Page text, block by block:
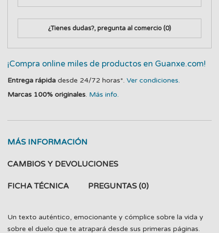
¿Tienes dudas?, pregunta al comercio(0)
¡Compra online miles de productos en Guanxe.com!
Entrega rápida desde 24/72 horas*. Ver condiciones.
Marcas 100% originales. Más info.
MÁS INFORMACIÓN
CAMBIOS Y DEVOLUCIONES
FICHA TÉCNICA PREGUNTAS (0)
Un texto auténtico, emocionante y cómplice sobre la vida y
sobre el duelo que te atrapará desde sus primeras páginas.